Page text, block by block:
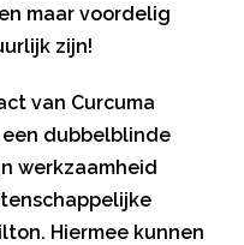
maar voordelig
zijn!
van Curcuma
een dubbelblinde
werkzaamheid
Hiermee kunnen